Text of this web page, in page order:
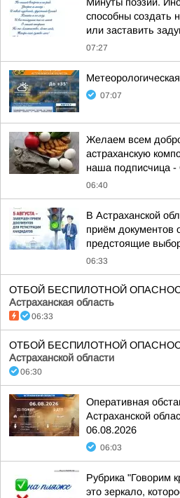
способны создать
или заставить
07:27
07:07
Желаем всем
астраханскую
наша подписчица
06:40
В Астраханской
приём документов
предстоящие
06:33
ОТБОЙ БЕСПИЛОТНОЙ
Астраханская область
06:33
ОТБОЙ БЕСПИЛОТНОЙ
Астраханской области
06:30
Оперативная
Астраханской
06.08.2026
06:03
Рубрика "Говорим
это зеркало,